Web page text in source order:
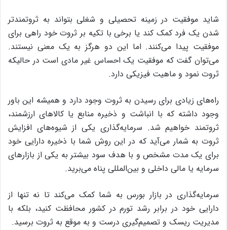
شاید موفقیت در زمینه تحصیلی و شغلی بتواند به ثروتمندتر
شدن یک فرد کمک کند یا برخی با تکیه بر ثروت خود راهی برای
موفقیت پیدا می‌کنند. اما این دو هرگز به یک معنی نیستند.
می‌توان گفت که موفقیت یک احساس غیر مادی است در حالیکه
ثروت نمود و ماهیت فیزیکی دارد.
راه‌های زیادی برای رسیدن به ثروت وجود دارد و همیشه این باور
وجود داشته که با انباشت و ذخیره منابع یا کالاهای ارزشمند،
ثروتمند خواهیم شد. سرمایه‌گذاری یکی از شیوه‌های افزایش
ثروت به شمار می‌آید که در این روش شما با ذخیره دارایی خود
برای یک مدت مشخص و با هدف سود بیشتر به یکی از بازارهای
سرمایه یا مالی داخلی و بین‌المللی پناه می‌برید.
سرمایه‌گذاری در بازار بورس به شما کمک می‌کند تا نه تنها از
دارایی خود در برابر رشد تورم در کشور محافظت کنید، بلکه با
مدیریت ریسک و تصمیم‌گیری درست و به موقع به ثروت برسید.